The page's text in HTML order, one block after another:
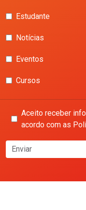
Estudante
Notícias
Eventos
Cursos
Aceito receber
acordo com as
Enviar